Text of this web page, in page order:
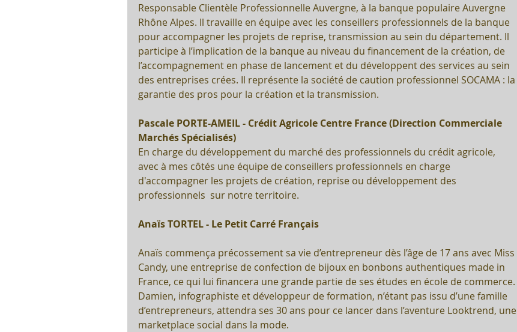
Responsable Clientèle Professionnelle Auvergne, à la banque populaire Auvergne
Rhône Alpes. Il travaille en équipe avec les conseillers professionnels de la banque
pour accompagner les projets de reprise, transmission au sein du département. Il
participe à l’implication de la banque au niveau du financement de la création, de
l’accompagnement en phase de lancement et du développent des services au sein
des entreprises crées. Il représente la société de caution professionnel SOCAMA : la
garantie des pros pour la création et la transmission.
Pascale PORTE-AMEIL - Crédit Agricole Centre France (Direction Commerciale
Marchés Spécialisés)
En charge du développement du marché des professionnels du crédit agricole,
avec à mes côtés une équipe de conseillers professionnels en charge
d'accompagner les projets de création, reprise ou développement des
professionnels  sur notre territoire.
Anaïs TORTEL - Le Petit Carré Français
Anaïs commença précossement sa vie d’entrepreneur dès l’âge de 17 ans avec Miss
Candy, une entreprise de confection de bijoux en bonbons authentiques made in
France, ce qui lui financera une grande partie de ses études en école de commerce.
Damien, infographiste et développeur de formation, n’étant pas issu d’une famille
d’entrepreneurs, attendra ses 30 ans pour ce lancer dans l’aventure Looktrend, une
marketplace social dans la mode.